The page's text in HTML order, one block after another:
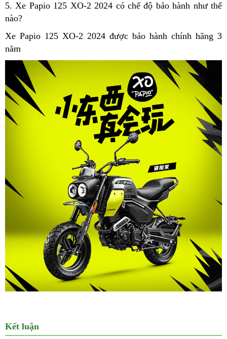
5. Xe Papio 125 XO-2 2024 có chế độ bảo hành như thế
nào?
Xe Papio 125 XO-2 2024 được bảo hành chính hãng 3
năm
Kết luận